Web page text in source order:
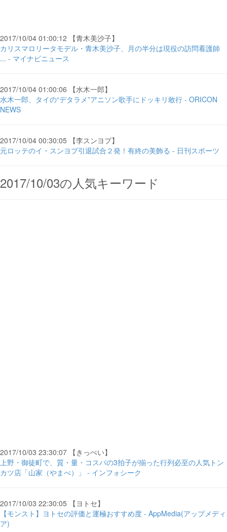
2017/10/04 01:00:12 【青木美沙子】
カリスマロリータモデル・青木美沙子、月の半分は現役の訪問看護師
... - マイナビニュース
2017/10/04 01:00:06 【水木一郎】
水木一郎、タイの“デタラメ”アニソン歌手にドッキリ敢行 - ORICON
NEWS
2017/10/04 00:30:05 【李スンヨプ】
元ロッテのイ・スンヨプ引退試合２発！有終の美飾る - 日刊スポーツ
2017/10/03の人気キーワード
2017/10/03 23:30:07 【きっぺい】
上野・御徒町で、質・量・コスパの3拍子が揃った行列必至の人気トン
カツ店「山家（やまべ）」 - インフォシーク
2017/10/03 22:30:05 【ヨトセ】
【モンスト】ヨトセの評価と運極おすすめ度 - AppMedia(アップメディ
ア)